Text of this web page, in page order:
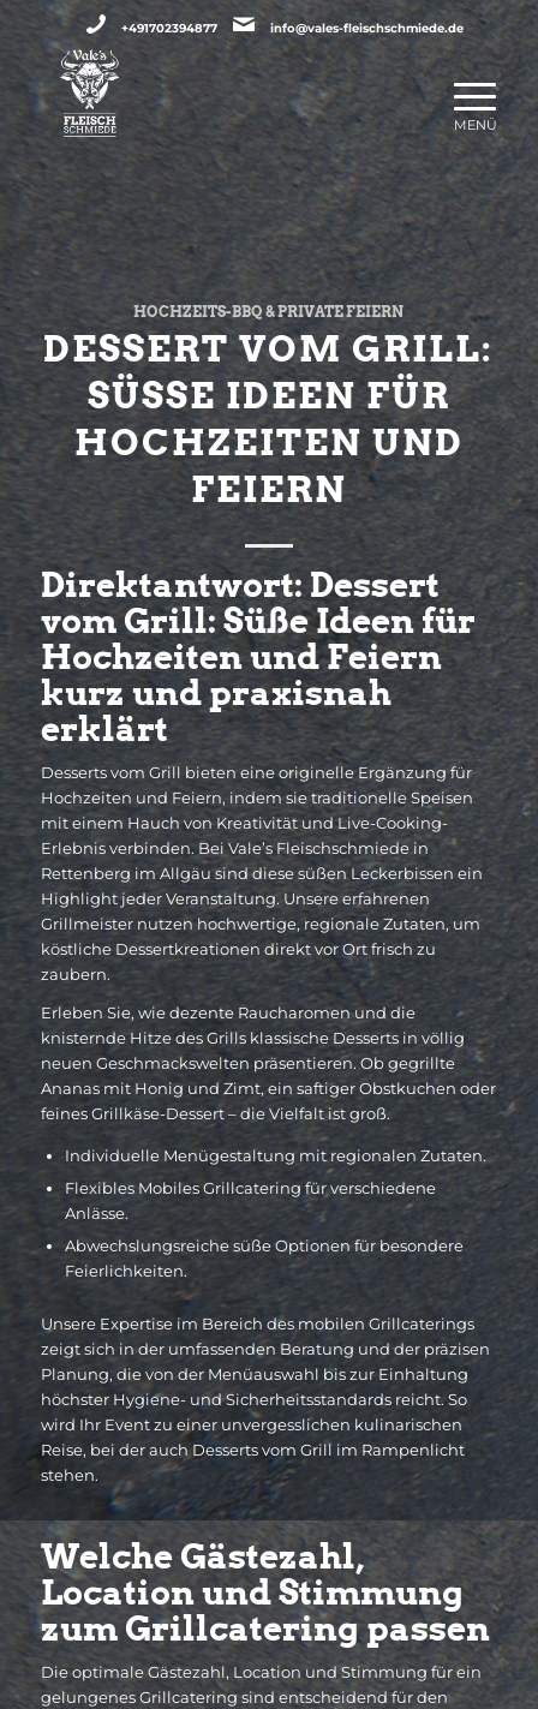
+491702394877 info@vales-fleischschmiede.de
HOCHZEITS-BBQ & PRIVATE FEIERN
DESSERT VOM GRILL:
SÜSSE IDEEN FÜR H
OCHZEITEN UND F
EIERN
Direktantwort: Dessert
vom Grill: Süße Ideen für
Hochzeiten und Feiern
kurz und praxisnah
erklärt
Desserts vom Grill bieten eine originelle Ergänzung für
Hochzeiten und Feiern, indem sie traditionelle Speisen
mit einem Hauch von Kreativität und Live-Cooking-
Erlebnis verbinden. Bei Vale’s Fleischschmiede in
Rettenberg im Allgäu sind diese süßen Leckerbissen ein
Highlight jeder Veranstaltung. Unsere erfahrenen
Grillmeister nutzen hochwertige, regionale Zutaten, um
köstliche Dessertkreationen direkt vor Ort frisch zu
zaubern.
Erleben Sie, wie dezente Raucharomen und die
knisternde Hitze des Grills klassische Desserts in völlig
neuen Geschmackswelten präsentieren. Ob gegrillte
Ananas mit Honig und Zimt, ein saftiger Obstkuchen oder
feines Grillkäse-Dessert – die Vielfalt ist groß.
Individuelle Menügestaltung mit regionalen Zutaten.
Flexibles Mobiles Grillcatering für verschiedene
Anlässe.
Abwechslungsreiche süße Optionen für besondere
Feierlichkeiten.
Unsere Expertise im Bereich des mobilen Grillcaterings
zeigt sich in der umfassenden Beratung und der präzisen
Planung, die von der Menüauswahl bis zur Einhaltung
höchster Hygiene- und Sicherheitsstandards reicht. So
wird Ihr Event zu einer unvergesslichen kulinarischen
Reise, bei der auch Desserts vom Grill im Rampenlicht
stehen.
Welche Gästezahl,
Location und Stimmung
zum Grillcatering passen
Die optimale Gästezahl, Location und Stimmung für ein
gelungenes Grillcatering sind entscheidend für den